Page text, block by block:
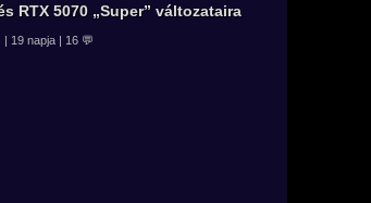
RTX 5070 „Super” változataira
| 19 napja | 16 💬